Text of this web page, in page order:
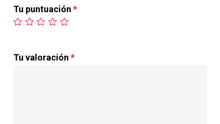
Tu puntuación *
Tu valoración *